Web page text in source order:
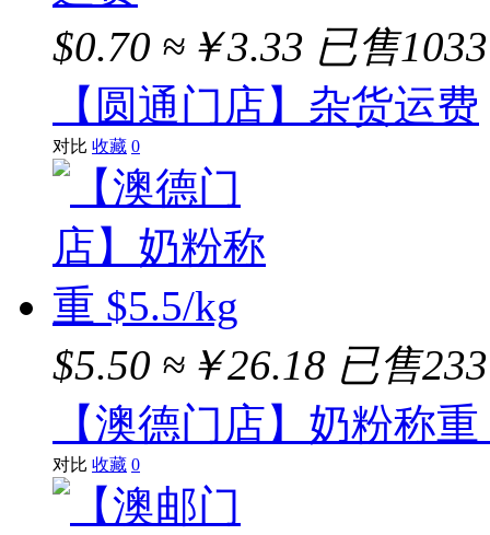
$0.70 ≈￥3.33 已售
【圆通门店】杂货运费
对比 收藏 0
$5.50 ≈￥26.18 已售
【澳德门店】奶粉称
对比 收藏 0